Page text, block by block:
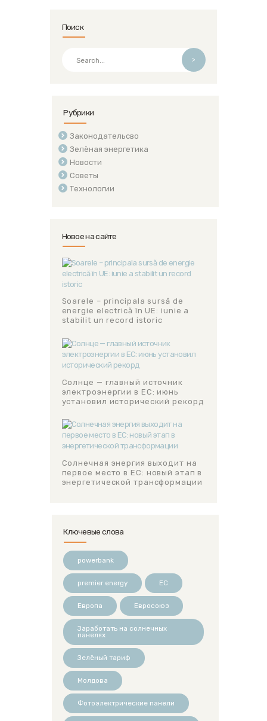
Поиск
>
Рубрики
Законодательсво
Зелёная энергетика
Новости
Советы
Технологии
Новое на сайте
Soarele – principala sursă de
energie electrică în UE: iunie a
stabilit un record istoric
Солнце — главный источник
электроэнергии в ЕС: июнь
установил исторический рекорд
Солнечная энергия выходит на
первое место в ЕС: новый этап в
энергетической трансформации
Ключевые слова
powerbank
premier energy ЕС
Европа Евросоюз
Заработать на солнечных
панелях
Зелёный тариф
Молдова
Фотоэлектрические панели